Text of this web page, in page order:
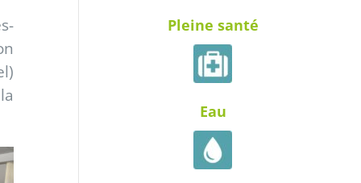
Pleine santé
Eau